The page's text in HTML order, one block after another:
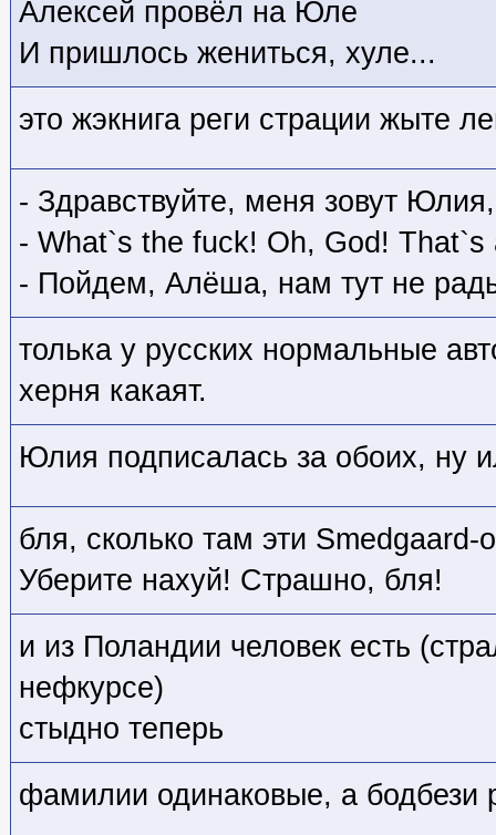
Алексей провёл на Юле
И пришлось жениться, хуле...
это жэкнига реги страции жыте
- Здравствуйте, меня зовут
- What`s the fuck! Oh, God! That`s
- Пойдем, Алёша, нам тут не
толька у русских нормальные
херня какаят.
Юлия подписалась за обоих, ну
бля, сколько там эти Smedgaard-
Уберите нахуй! Страшно, бля!
и из Поландии человек есть
нефкурсе)
стыдно теперь
фамилии одинаковые, а бодбези